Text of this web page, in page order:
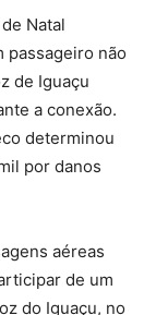
Natal
passageiro não
de Iguaçu
a conexão.
determinou
por danos
aéreas
de um
do Iguaçu, no